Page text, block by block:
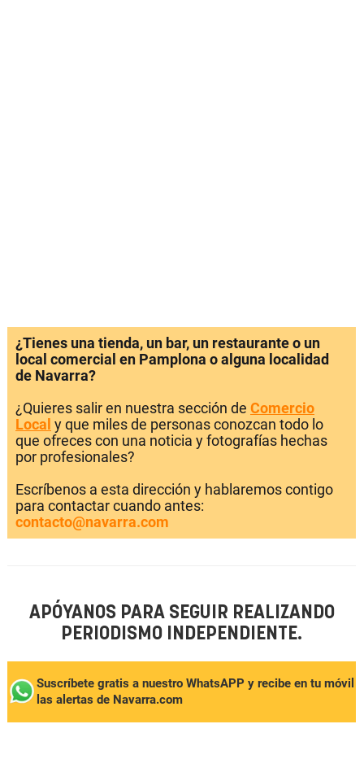
¿Tienes una tienda, un bar, un restaurante o un
local comercial en Pamplona o alguna localidad
de Navarra?
¿Quieres salir en nuestra sección de Comercio
Local y que miles de personas conozcan todo lo
que ofreces con una noticia y fotografías hechas
por profesionales?
Escríbenos a esta dirección y hablaremos contigo
para contactar cuando antes:
contacto@navarra.com
APÓYANOS PARA SEGUIR REALIZANDO
PERIODISMO INDEPENDIENTE.
Suscríbete gratis a nuestro WhatsAPP y recibe en tu móvil
las alertas de Navarra.com